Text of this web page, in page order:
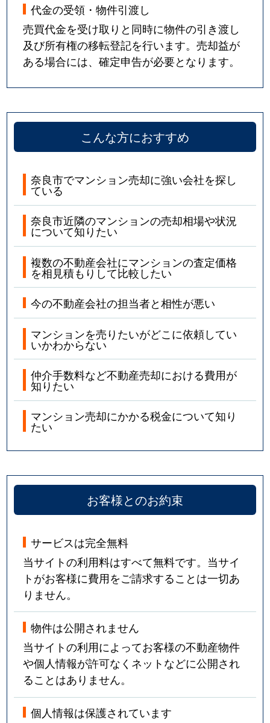
二名
970万円
東城戸町
5,200万円 近鉄奈良
白毫寺町
近鉄奈良
600万円 学園前(奈良)
宝来
1,300万円 尼ケ辻
法蓮町
160万円 新大宮
法華寺町
2,300万円 新大宮
山陵町
3,000万円 大和西大寺
三碓
1,900万円 富雄
三碓
3,000万円 富雄
南京終町
1,400万円 京終
三松
代金の受領・物件引渡し
売買代金を受け取りと同時に物件の引き渡し
及び所有権の移転登記を行います。売却益が
ある場合には、確定申告が必要となります。
こんな方におすすめ
奈良市でマンション売却に強い会社を探し
ている
奈良市近隣のマンションの売却相場や状況
について知りたい
複数の不動産会社にマンションの査定価格
を相見積もりして比較したい
今の不動産会社の担当者と相性が悪い
マンションを売りたいがどこに依頼してい
いかわからない
仲介手数料など不動産売却における費用が
知りたい
マンション売却にかかる税金について知り
たい
お客様とのお約束
サービスは完全無料
当サイトの利用料はすべて無料です。当サイ
トがお客様に費用をご請求することは一切あ
りません。
物件は公開されません
当サイトの利用によってお客様の不動産物件
や個人情報が許可なくネットなどに公開され
ることはありません。
個人情報は保護されています